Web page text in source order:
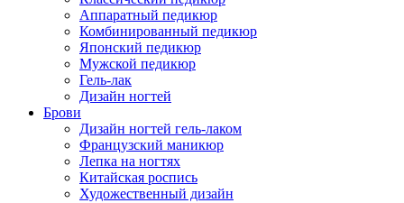
Аппаратный педикюр
Комбинированный педикюр
Японский педикюр
Мужской педикюр
Гель-лак
Дизайн ногтей
Брови
Дизайн ногтей гель-лаком
Французский маникюр
Лепка на ногтях
Китайская роспись
Художественный дизайн